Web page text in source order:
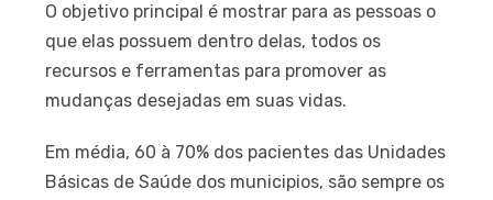
O objetivo principal é mostrar para as pessoas o
que elas possuem dentro delas, todos os
recursos e ferramentas para promover as
mudanças desejadas em suas vidas.
Em média, 60 à 70% dos pacientes das Unidades
Básicas de Saúde dos municipios, são sempre os